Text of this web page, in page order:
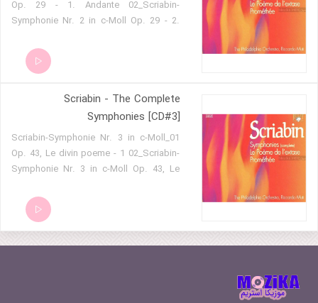
piano_sonata_no9_op68 21 -
piano_sonata_no10_op70 22 -
Op. 29 - 1. Andante 02_Scriabin-
Symphonie Nr. 2 in c-Moll Op. 29 - 2.
c-Moll Op. 29 - 3. Andante 04_Scriabin-
Symphonie Nr. 2 in c-Moll Op. 29 - 4.
Nr. 2 in c-Moll Op. 29 - 5. Maestoso
06_Scriabin-Le Poeme de l'extase Op.
Scriabin - The Complete
Symphonies [CD#3]
01_Scriabin-Symphonie Nr. 3 in c-Moll
Op. 43, Le divin poeme - 1 02_Scriabin-
Symphonie Nr. 3 in c-Moll Op. 43, Le
Nr. 3 in c-Moll Op. 43, Le divin poeme -
3 04_Scriabin-Promethee, le poeme du
feu, Op. 60